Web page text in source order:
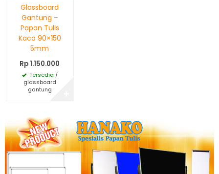
Glassboard
Gantung –
Papan Tulis
Kaca 90×150
5mm
Rp 1.150.000
Tersedia /
glassboard
gantung